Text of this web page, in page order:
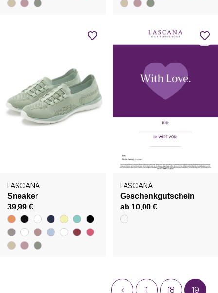
LASCANA
Sneaker
39,99 €
LASCANA
Geschenkgutschein
ab 10,00 €
1 18 19